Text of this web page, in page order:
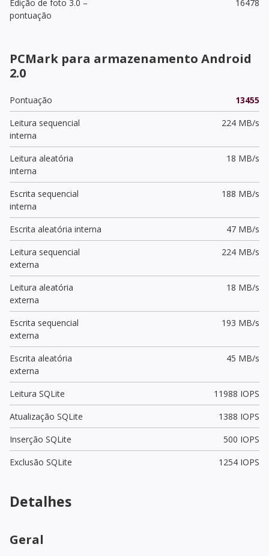
Edição de foto 3.0 –
pontuação
16478
PCMark para armazenamento Android
2.0
Pontuação
13455
Leitura sequencial
interna
224 MB/s
Leitura aleatória
interna
18 MB/s
Escrita sequencial
interna
188 MB/s
Escrita aleatória interna
47 MB/s
Leitura sequencial
externa
224 MB/s
Leitura aleatória
externa
18 MB/s
Escrita sequencial
externa
193 MB/s
Escrita aleatória
externa
45 MB/s
Leitura SQLite
11988 IOPS
Atualização SQLite
1388 IOPS
Inserção SQLite
500 IOPS
Exclusão SQLite
1254 IOPS
Detalhes
Geral